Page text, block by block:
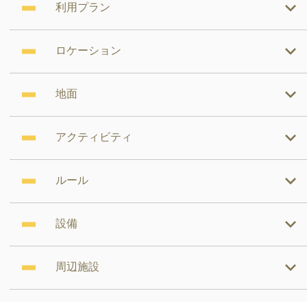
利用プラン
ロケーション
地面
アクティビティ
ルール
設備
周辺施設